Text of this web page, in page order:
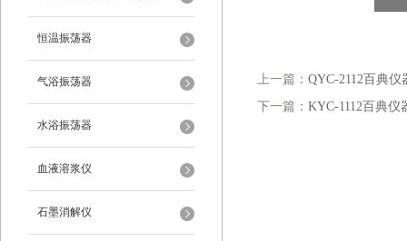
恒温振荡器
气浴振荡器
水浴振荡器
血液溶浆仪
石墨消解仪
上一篇： QYC-2112百典
下一篇： KYC-1112百典仪